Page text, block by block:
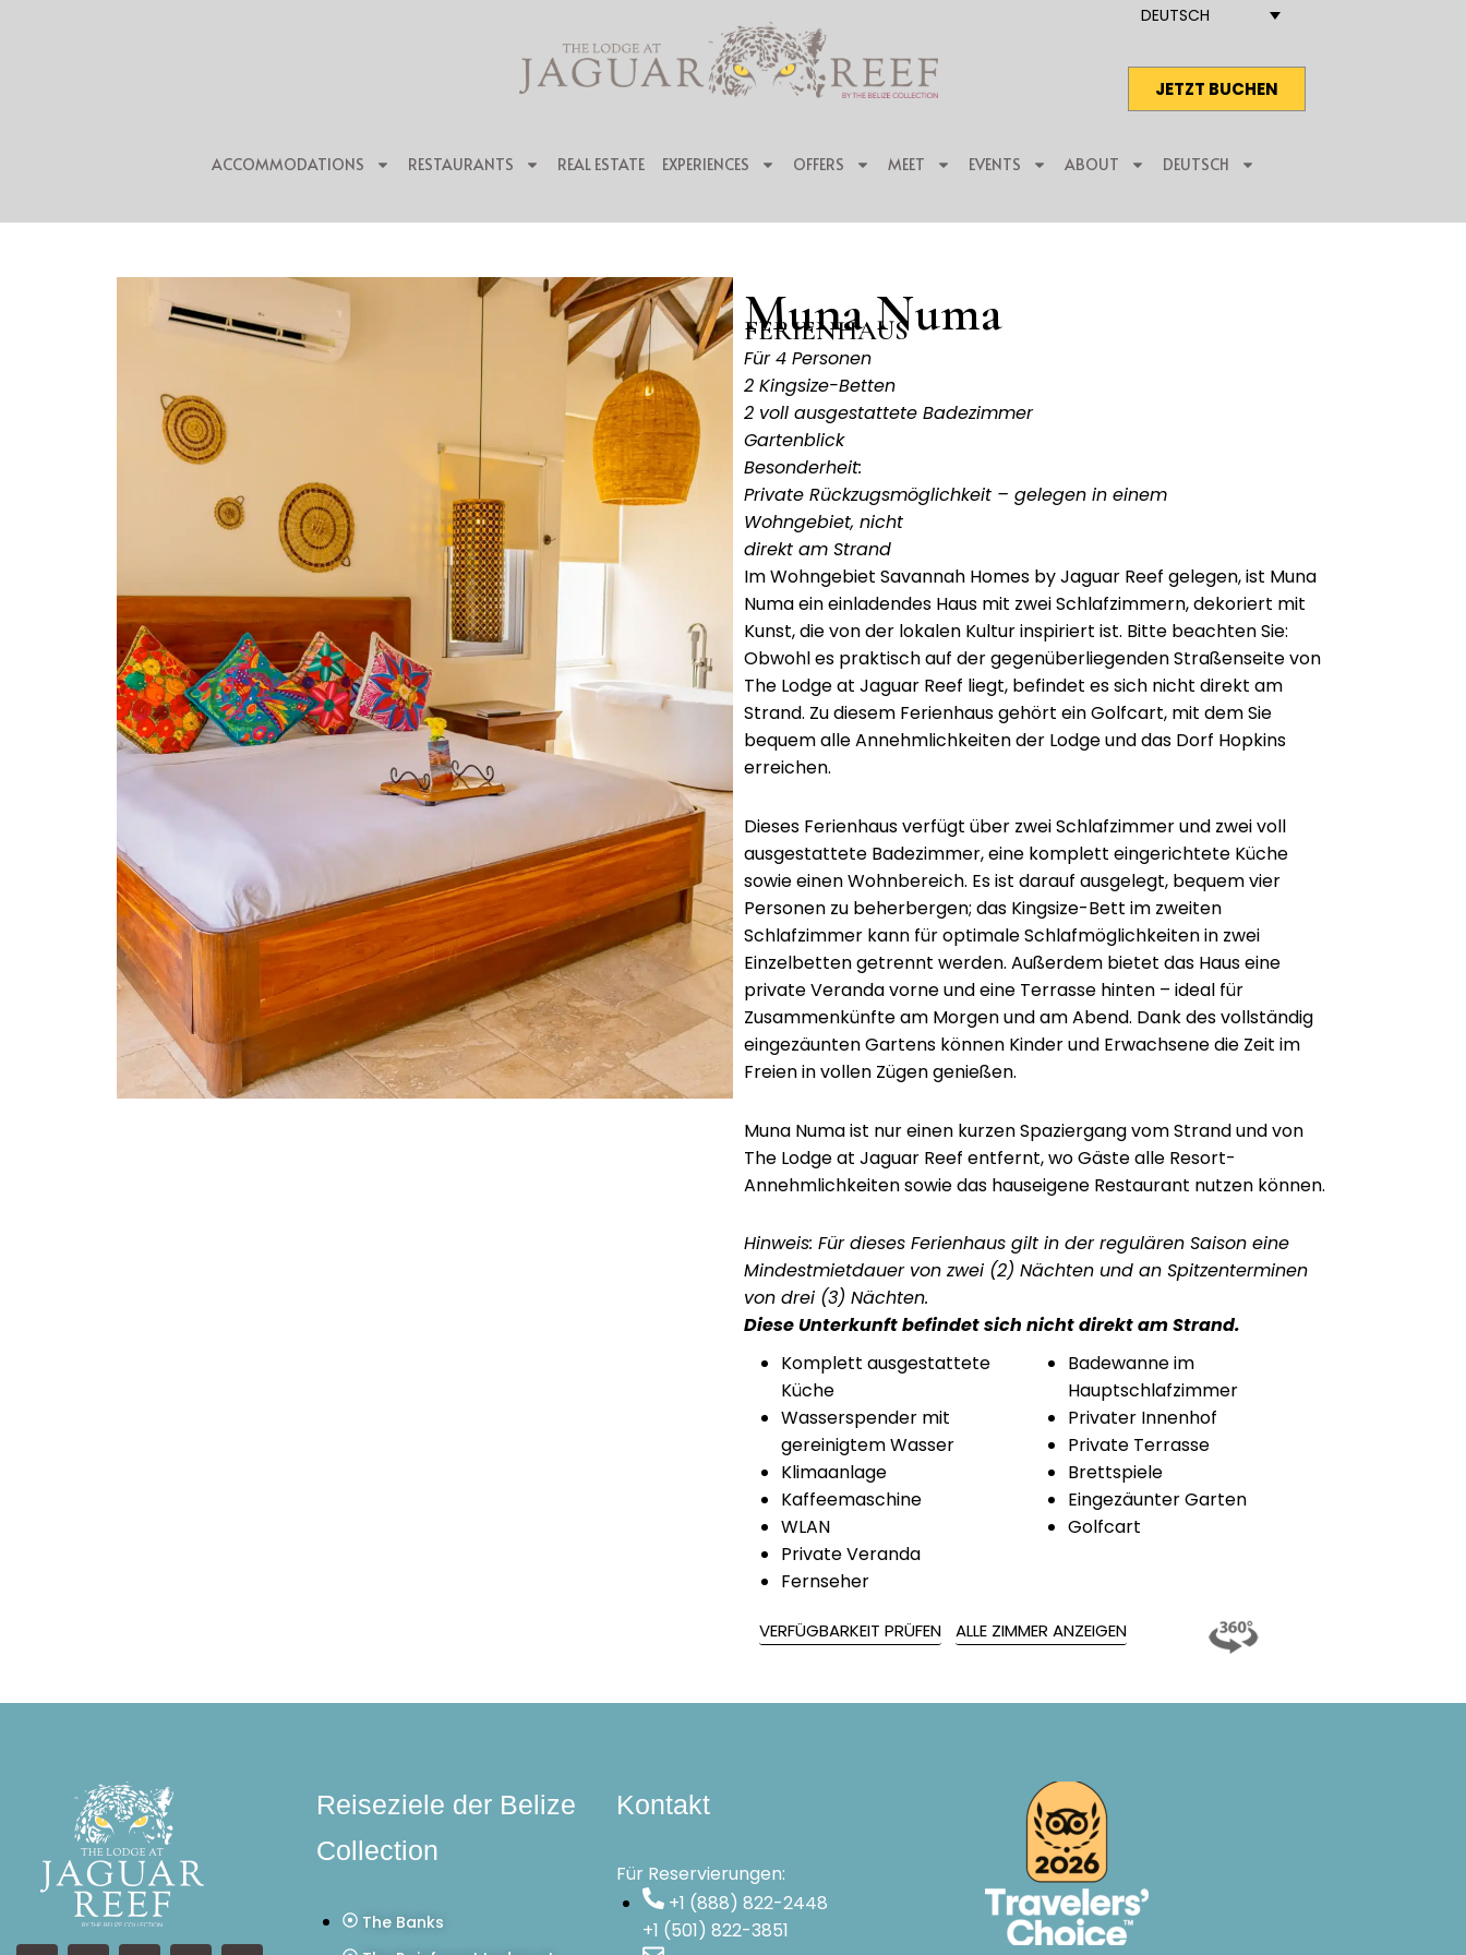
DEUTSCH
JETZT BUCHEN
ACCOMMODATIONS RESTAURANTS REAL ESTATE EXPERIENCES OFFERS MEET EVENTS ABOUT DEUTSCH
Muna Numa
FERIENHAUS
Für 4 Personen
2 Kingsize-Betten
2 voll ausgestattete Badezimmer
Gartenblick
Besonderheit:
Private Rückzugsmöglichkeit – gelegen in einem
Wohngebiet, nicht
direkt am Strand
Im Wohngebiet Savannah Homes by Jaguar Reef gelegen, ist Muna
Numa ein einladendes Haus mit zwei Schlafzimmern, dekoriert mit
Kunst, die von der lokalen Kultur inspiriert ist. Bitte beachten Sie:
Obwohl es praktisch auf der gegenüberliegenden Straßenseite von
The Lodge at Jaguar Reef liegt, befindet es sich nicht direkt am
Strand. Zu diesem Ferienhaus gehört ein Golfcart, mit dem Sie
bequem alle Annehmlichkeiten der Lodge und das Dorf Hopkins
erreichen.
Dieses Ferienhaus verfügt über zwei Schlafzimmer und zwei voll
ausgestattete Badezimmer, eine komplett eingerichtete Küche
sowie einen Wohnbereich. Es ist darauf ausgelegt, bequem vier
Personen zu beherbergen; das Kingsize-Bett im zweiten
Schlafzimmer kann für optimale Schlafmöglichkeiten in zwei
Einzelbetten getrennt werden. Außerdem bietet das Haus eine
private Veranda vorne und eine Terrasse hinten – ideal für
Zusammenkünfte am Morgen und am Abend. Dank des vollständig
eingezäunten Gartens können Kinder und Erwachsene die Zeit im
Freien in vollen Zügen genießen.
Muna Numa ist nur einen kurzen Spaziergang vom Strand und von
The Lodge at Jaguar Reef entfernt, wo Gäste alle Resort-
Annehmlichkeiten sowie das hauseigene Restaurant nutzen können.
Hinweis: Für dieses Ferienhaus gilt in der regulären Saison eine
Mindestmietdauer von zwei (2) Nächten und an Spitzenterminen
von drei (3) Nächten.
Diese Unterkunft befindet sich nicht direkt am Strand.
Komplett ausgestattete
Küche
Wasserspender mit
gereinigtem Wasser
Klimaanlage
Kaffeemaschine
WLAN
Private Veranda
Fernseher
Badewanne im
Hauptschlafzimmer
Privater Innenhof
Private Terrasse
Brettspiele
Eingezäunter Garten
Golfcart
VERFÜGBARKEIT PRÜFEN ALLE ZIMMER ANZEIGEN
Reiseziele der Belize
Collection
The Banks
Kontakt
Für Reservierungen:
+1 (888) 822-2448
+1 (501) 822-3851